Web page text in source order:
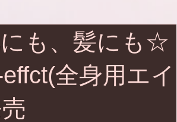
も、髪にも☆
全身用エイ